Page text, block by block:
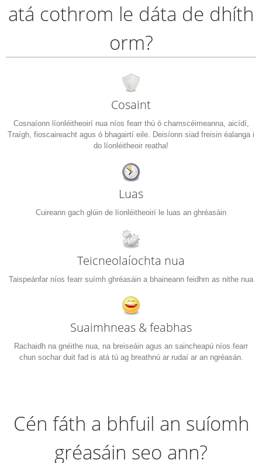
atá cothrom le dáta de dhíth
orm?
Cosaint
Cosnaíonn líonléitheoirí nua níos fearr thú ó chamscéimeanna, aicídí,
Traígh, fioscaireacht agus ó bhagairtí eile. Deisíonn siad freisin éalanga i
do líonléitheoir reatha!
Luas
Cuireann gach glúin de líonléitheoirí le luas an ghréasáin
Teicneolaíochta nua
Taispeánfar níos fearr suímh ghréasáin a bhaineann feidhm as nithe nua
Suaimhneas & feabhas
Rachaidh na gnéithe nua, na breiseáin agus an saincheapú níos fearr
chun sochar duit fad is atá tú ag breathnú ar rudaí ar an ngréasán.
Cén fáth a bhfuil an suíomh
gréasáin seo ann?